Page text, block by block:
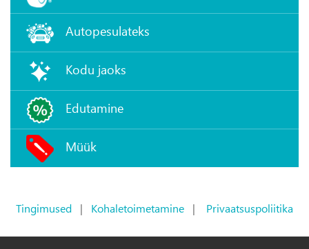
Autopesulateks
Kodu jaoks
Edutamine
Müük
Tingimused | Kohaletoimetamine | Privaatsuspoliitika